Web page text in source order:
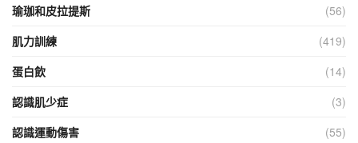
瑜珈和皮拉提斯
(56)
肌力訓練
(419)
蛋白飲
(14)
認識肌少症
(3)
認識運動傷害
(55)